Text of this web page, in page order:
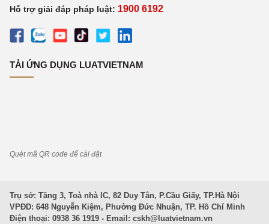
Hỗ trợ giải đáp pháp luật: 1900 6192
TẢI ỨNG DỤNG LUATVIETNAM
Quét mã QR code để cài đặt
Trụ sở: Tầng 3, Toà nhà IC, 82 Duy Tân, P.Cầu Giấy, TP.Hà Nội
VPĐD: 648 Nguyễn Kiệm, Phường Đức Nhuận, TP. Hồ Chí Minh
Điện thoại: 0938 36 1919 - Email: cskh@luatvietnam.vn